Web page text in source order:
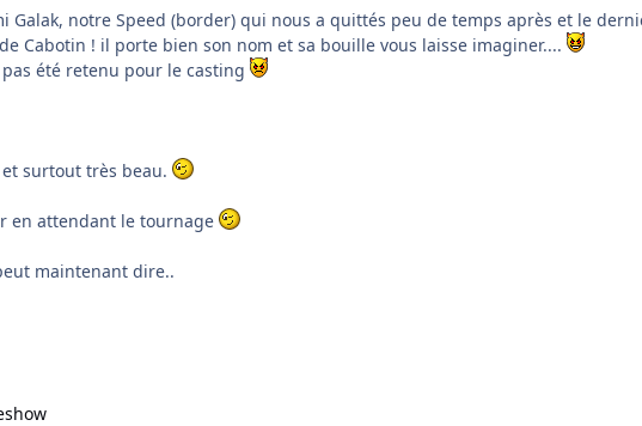
Galak, notre Speed (border) qui nous a quittés peu de temps après et le
Cabotin ! il porte bien son nom et sa bouille vous laisse imaginer....
été retenu pour le casting
surtout très beau.
en attendant le tournage
maintenant dire..